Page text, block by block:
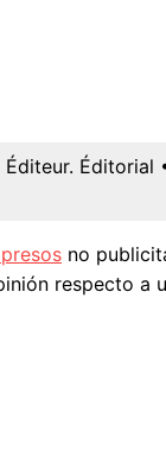
Éditorial
no
respecto a